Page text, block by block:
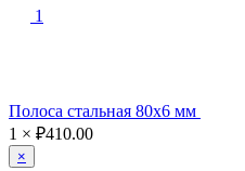
1
Полоса стальная 80х6 мм
1 × ₽410.00
×